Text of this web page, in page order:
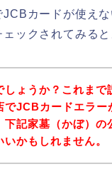
カードが使え
ックされてみると
しょうか？これま
でJCBカードエラ
下記家墓（かぼ）の
かもしれません。